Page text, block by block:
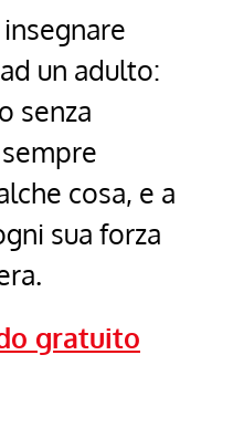
un adulto:
senza
cosa, e a
sua forza
gratuito